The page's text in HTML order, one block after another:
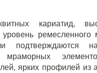
кариатид,
ремесленного
подтверждаются
мраморных
ярких профилей из